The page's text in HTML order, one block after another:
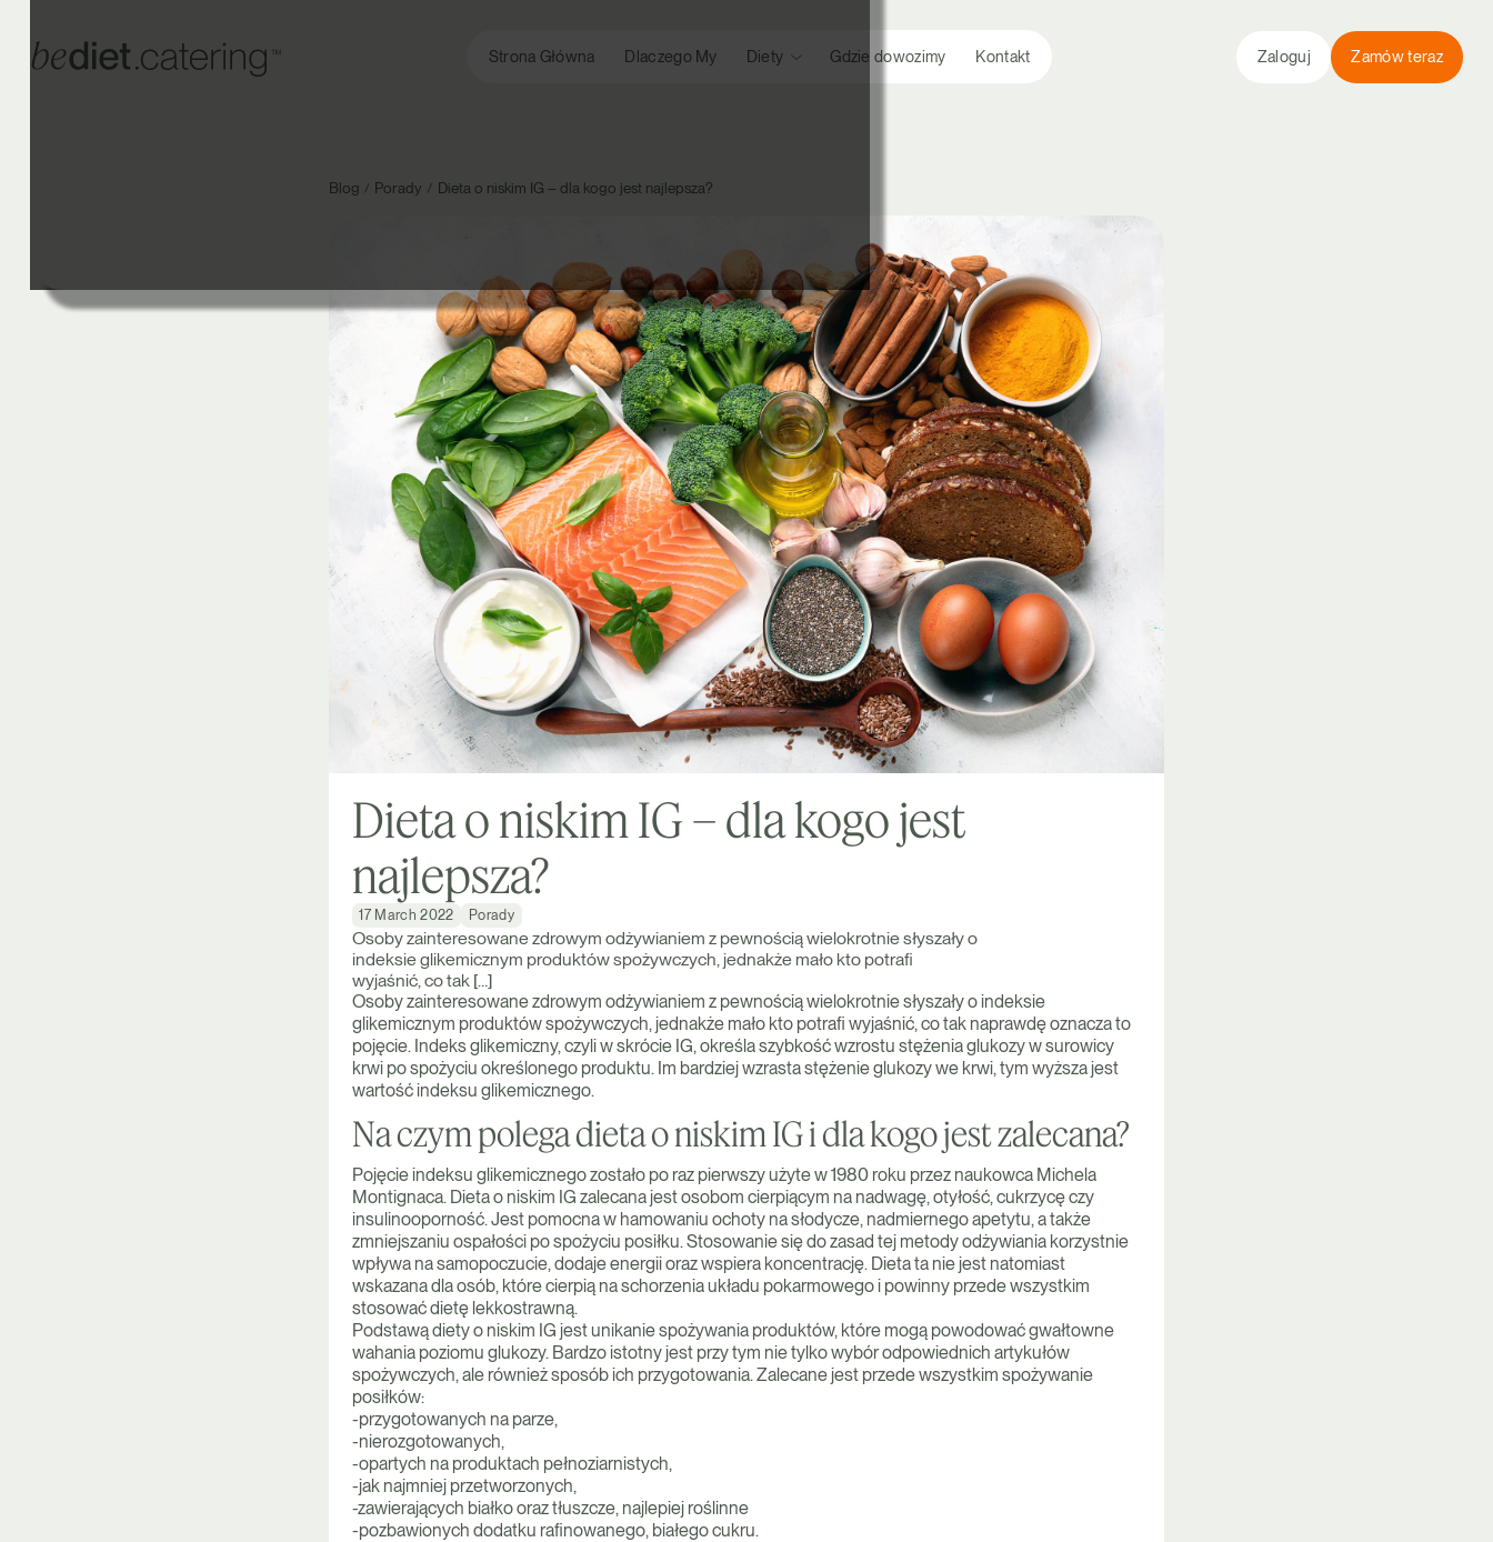
Strona Główna Dlaczego My Diety Gdzie dowozimy Kontakt Zaloguj Zamów teraz
Blog Porady Dieta o niskim IG – dla kogo jest najlepsza?
Dieta o niskim IG – dla kogo jest
najlepsza?
17 March 2022 Porady
Osoby zainteresowane zdrowym odżywianiem z pewnością wielokrotnie słyszały o
indeksie glikemicznym produktów spożywczych, jednakże mało kto potrafi
wyjaśnić, co tak […]
Osoby zainteresowane zdrowym odżywianiem z pewnością wielokrotnie słyszały o indeksie
glikemicznym produktów spożywczych, jednakże mało kto potrafi wyjaśnić, co tak naprawdę oznacza to
pojęcie. Indeks glikemiczny, czyli w skrócie IG, określa szybkość wzrostu stężenia glukozy w surowicy
krwi po spożyciu określonego produktu. Im bardziej wzrasta stężenie glukozy we krwi, tym wyższa jest
wartość indeksu glikemicznego.
Na czym polega dieta o niskim IG i dla kogo jest zalecana?
Pojęcie indeksu glikemicznego zostało po raz pierwszy użyte w 1980 roku przez naukowca Michela
Montignaca. Dieta o niskim IG zalecana jest osobom cierpiącym na nadwagę, otyłość, cukrzycę czy
insulinooporność. Jest pomocna w hamowaniu ochoty na słodycze, nadmiernego apetytu, a także
zmniejszaniu ospałości po spożyciu posiłku. Stosowanie się do zasad tej metody odżywiania korzystnie
wpływa na samopoczucie, dodaje energii oraz wspiera koncentrację. Dieta ta nie jest natomiast
wskazana dla osób, które cierpią na schorzenia układu pokarmowego i powinny przede wszystkim
stosować dietę lekkostrawną.
Podstawą diety o niskim IG jest unikanie spożywania produktów, które mogą powodować gwałtowne
wahania poziomu glukozy. Bardzo istotny jest przy tym nie tylko wybór odpowiednich artykułów
spożywczych, ale również sposób ich przygotowania. Zalecane jest przede wszystkim spożywanie
posiłków:
-przygotowanych na parze,
-nierozgotowanych,
-opartych na produktach pełnoziarnistych,
-jak najmniej przetworzonych,
-zawierających białko oraz tłuszcze, najlepiej roślinne
-pozbawionych dodatku rafinowanego, białego cukru.